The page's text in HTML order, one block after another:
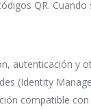
QR.
autenticación y
(Identity
compatible con